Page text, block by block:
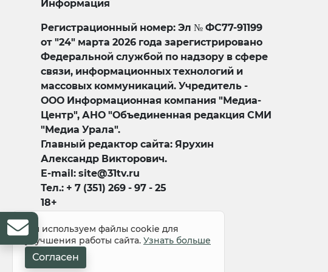
Информация
Регистрационный номер: Эл № ФС77-91199
от "24" марта 2026 года зарегистрировано
Федеральной службой по надзору в сфере
связи, информационных технологий и
массовых коммуникаций. Учредитель -
ООО Информационная компания "Медиа-
Центр", АНО "Объединенная редакция СМИ
"Медиа Урала".
Главный редактор сайта: Ярухин
Александр Викторович.
E-mail: site@31tv.ru
Тел.: + 7 (351) 269 - 97 - 25
18+
Мы используем файлы cookie для
улучшения работы сайта. Узнать больше
Согласен